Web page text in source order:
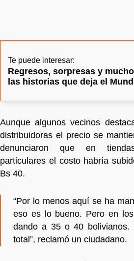
Te puede interesar:
Regresos, sorpresas y
las historias que deja el
Aunque algunos vecinos
distribuidoras el precio se
denunciaron que en
particulares el costo habría
Bs 40.
“Por lo menos aquí se ha
eso es lo bueno. Pero en
dando a 35 o 40 bolivianos.
total”, reclamó un ciudadano.